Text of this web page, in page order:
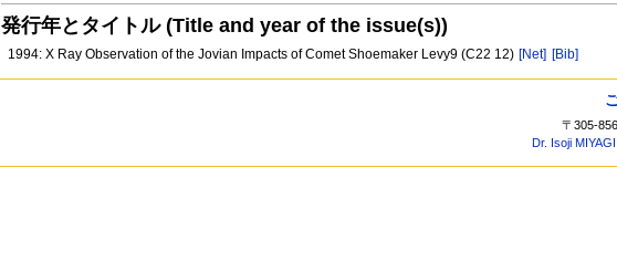
発行年とタイトル (Title and year of the issue(s))
1994: X Ray Observation of the Jovian Impacts of Comet Shoemaker Levy9 (C22 12) [Net] [Bib]
〒305-
Dr. Isoji MIYAGI